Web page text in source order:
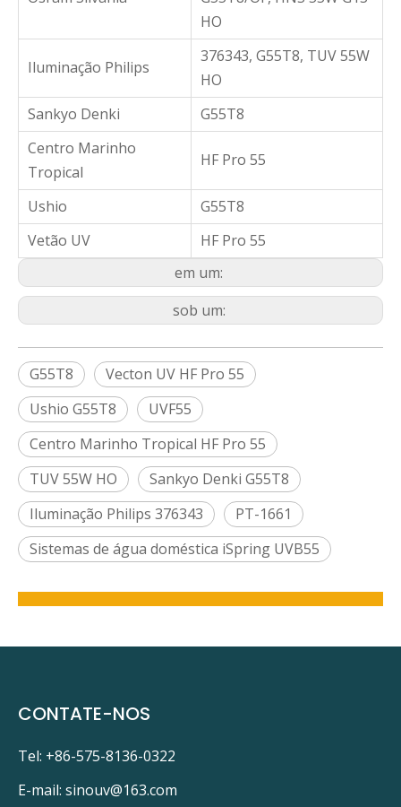
HO
Iluminação Philips
376343, G55T8, TUV 55W
HO
Sankyo Denki
G55T8
Centro Marinho
Tropical
HF Pro 55
Ushio
G55T8
Vetão UV
HF Pro 55
em um:
sob um:
G55T8
Vecton UV HF Pro 55
Ushio G55T8
UVF55
Centro Marinho Tropical HF Pro 55
TUV 55W HO
Sankyo Denki G55T8
Iluminação Philips 376343
PT-1661
Sistemas de água doméstica iSpring UVB55
CONTATE-NOS
Tel: +86-575-8136-0322
E-mail: sinouv@163.com